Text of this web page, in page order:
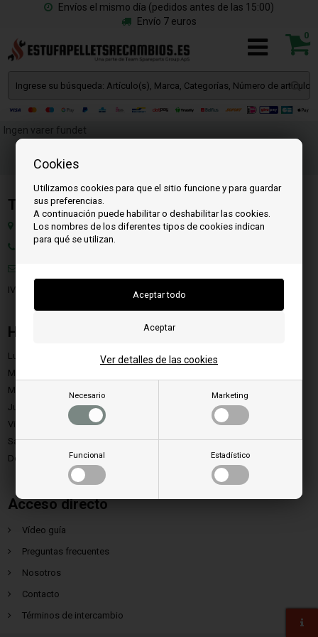
Cookies
Utilizamos cookies para que el sitio funcione y para guardar
sus preferencias.
A continuación puede habilitar o deshabilitar las cookies.
Los nombres de los diferentes tipos de cookies indican
para qué se utilizan.
Necesario Marketing
Funcional Estadístico
Ver detalles de las cookies
Envíos el mismo día (pedidos antes de las 15:00)
Envío 7 euros
0
Ingen varer fundet
Team SpareParts Group ApS
Klejsgaardvej 19a, 7130 Juelsminde, Dinamarca
Teléfono: +45 71 99 55 11
IVA: DK-35862803
Horario de apertura
Lunes:
9.00 - 15.00
Martes:
Miércoles:
9.00 - 15.00
Jueves:
9.00 - 15.00
Viernes:
9.00 - 13.00
Sábado:
Cerrado
Domingo:
Cerrado
Acceso directo
Vídeo guía
Preguntas frecuentes
Nosotros
Contacto
Términos de intercambio